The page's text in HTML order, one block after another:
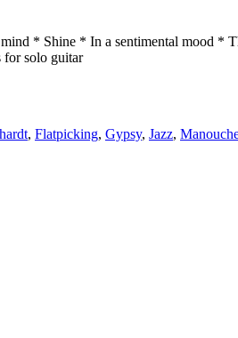
* Shine * In a sentimental mood *
for solo guitar
, Flatpicking, Gypsy, Jazz,